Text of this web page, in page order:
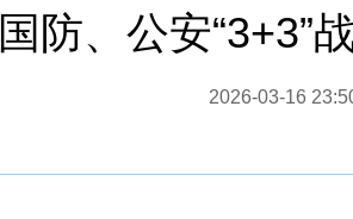
防、公安“3+3”
2026-03-16